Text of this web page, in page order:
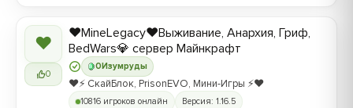
❤
0
0 Изумруды
❤️MineLegacy❤️Выживание, Анархия, Гриф,
BedWars💎 сервер Майнкрафт
❤️⚡️ СкайБлок, PrisonEVO, Мини-Игры ⚡️❤️
10816 игроков онлайн Версия: 1.16.5